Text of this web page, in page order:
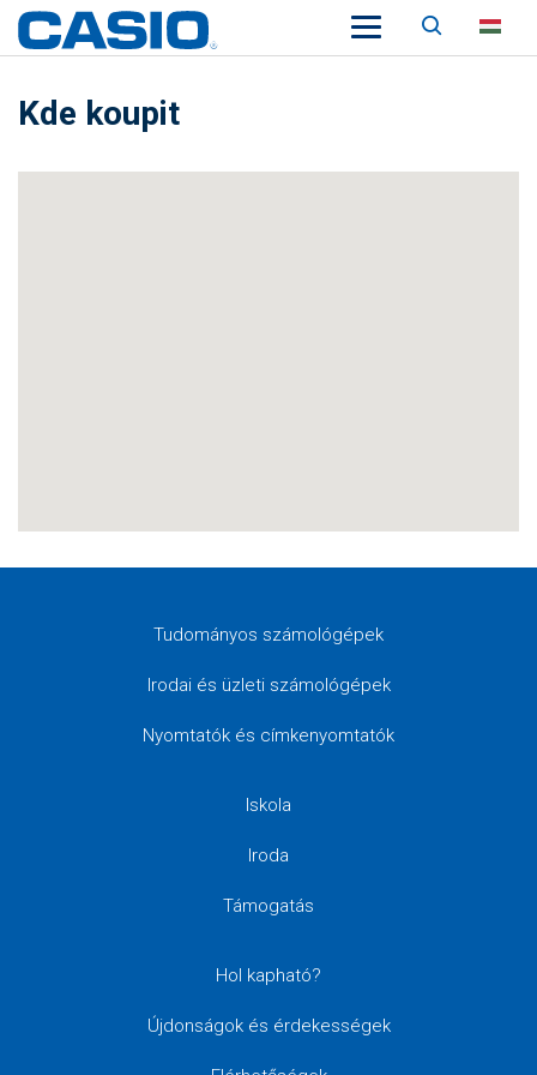
Keresés
Kde koupit
Tudományos számológépek
Irodai és üzleti számológépek
Nyomtatók és címkenyomtatók
Iskola
Iroda
Támogatás
Hol kapható?
Újdonságok és érdekességek